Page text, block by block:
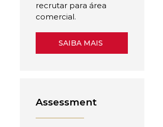
recrutar para área
comercial.
SAIBA MAIS
Assessment